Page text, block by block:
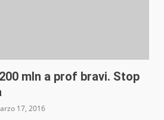
mln a prof bravi. Stop
17, 2016